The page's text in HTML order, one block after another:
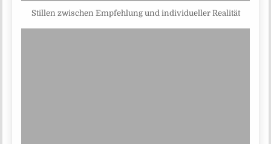
Stillen zwischen Empfehlung und individueller Realität